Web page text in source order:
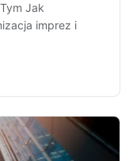
Jak
imprez i